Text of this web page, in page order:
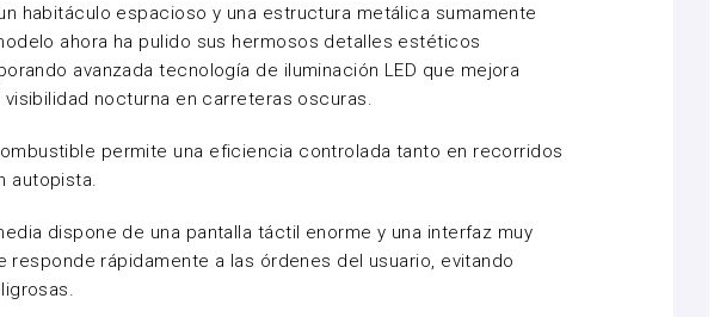
habitáculo espacioso y una estructura metálica sumamente
ahora ha pulido sus hermosos detalles estéticos
avanzada tecnología de iluminación LED que mejora
nocturna en carreteras oscuras.
permite una eficiencia controlada tanto en recorridos
autopista.
dispone de una pantalla táctil enorme y una interfaz muy
responde rápidamente a las órdenes del usuario, evitando